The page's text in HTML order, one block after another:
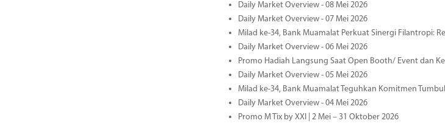
Daily Market Overview - 08 Mei 2026
Daily Market Overview - 07 Mei 2026
Milad ke-34, Bank Muamalat Perkuat Sinergi Filantropi:
Daily Market Overview - 06 Mei 2026
Promo Hadiah Langsung Saat Open Booth/ Event dan
Daily Market Overview - 05 Mei 2026
Milad ke-34, Bank Muamalat Teguhkan Komitmen
Daily Market Overview - 04 Mei 2026
Promo M Tix by XXI | 2 Mei – 31 Oktober 2026